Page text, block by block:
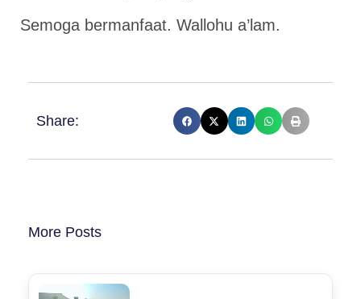
Semoga bermanfaat. Wallohu a’lam.
Share:
More Posts